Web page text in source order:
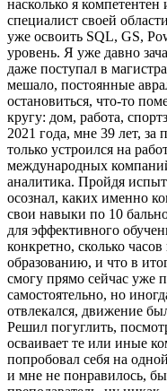
насколько я
специалист своей
уже освоить SQL, GS,
уровень. Я уже давно
даже поступал в
мешало, постоянные
остановиться, что-то
кругу: дом, работа,
2021 года, мне 39 лет,
только устроился на
международных
аналитика. Пройдя
осознал, каких именно
свои навыки по 10
для эффективного
конкретно, сколько
образованию, и что в
смогу прямо сейчас уже
самостоятельно, но
отвлекался, движение
Решил погуглить,
осваивает те или иные
попробовал себя на
и мне не понравилось,